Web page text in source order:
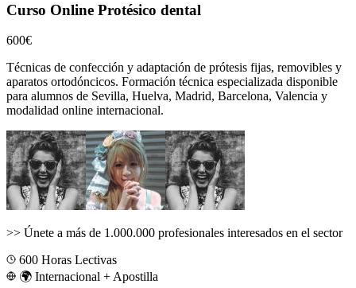
Curso Online Protésico dental
600€
Técnicas de confección y adaptación de prótesis fijas, removibles y
aparatos ortodóncicos. Formación técnica especializada disponible
para alumnos de Sevilla, Huelva, Madrid, Barcelona, Valencia y
modalidad online internacional.
>> Únete a más de 1.000.000 profesionales interesados en el sector
600 Horas Lectivas
🌍 Internacional + Apostilla